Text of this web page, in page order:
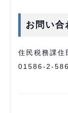
お問い合
住民税務課住
01586-2-